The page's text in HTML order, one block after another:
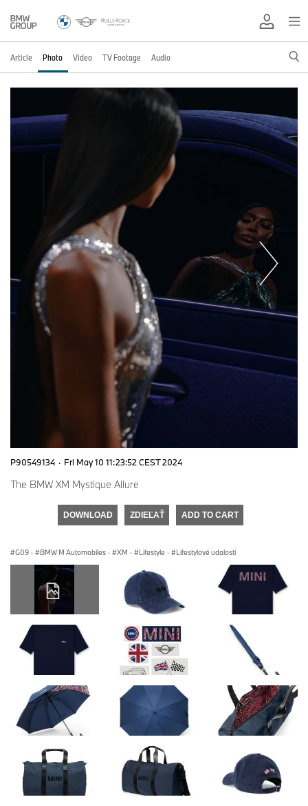
Article Photo Video TV Footage Audio
P90549134 · Fri May 10 11:23:52 CEST 2024
The BMW XM Mystique Allure
DOWNLOAD ZDIEĽAŤ ADD TO CART
G09 · BMW M Automobiles · XM · Lifestyle · Lifestylové udalosti